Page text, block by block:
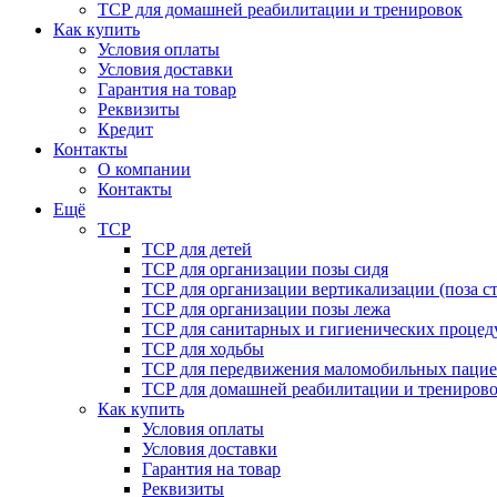
ТСР для домашней реабилитации и тренировок
Как купить
Условия оплаты
Условия доставки
Гарантия на товар
Реквизиты
Кредит
Контакты
О компании
Контакты
Ещё
ТСР
ТСР для детей
ТСР для организации позы сидя
ТСР для организации вертикализации (поза
ТСР для организации позы лежа
ТСР для санитарных и гигиенических
ТСР для ходьбы
ТСР для передвижения маломобильных
ТСР для домашней реабилитации и
Как купить
Условия оплаты
Условия доставки
Гарантия на товар
Реквизиты